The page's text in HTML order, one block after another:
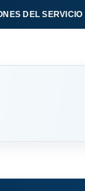
DEL SERVICIO